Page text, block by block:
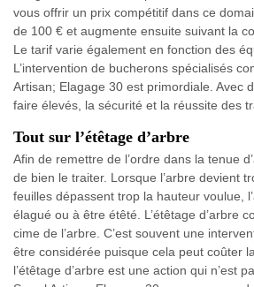
vous offrir un prix compétitif dans ce
de 100 € et augmente ensuite suivant la
Le tarif varie également en fonction des
L’intervention de bucherons spécialisés
Artisan; Elagage 30 est primordiale. Avec
faire élevés, la sécurité et la réussite des
Tout sur l’étêtage d’arbre
Afin de remettre de l’ordre dans la tenue
de bien le traiter. Lorsque l’arbre devient
feuilles dépassent trop la hauteur voulue,
élagué ou à être étêté. L’étêtage d’arbre
cime de l’arbre. C’est souvent une
être considérée puisque cela peut coûter
l’étêtage d’arbre est une action qui n’est